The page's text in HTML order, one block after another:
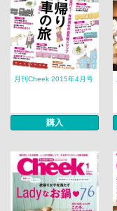
月刊Cheek 2015年4月号
購入